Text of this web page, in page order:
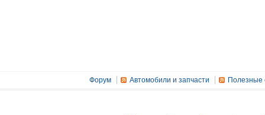
Форум Автомобили и запчасти Полезные